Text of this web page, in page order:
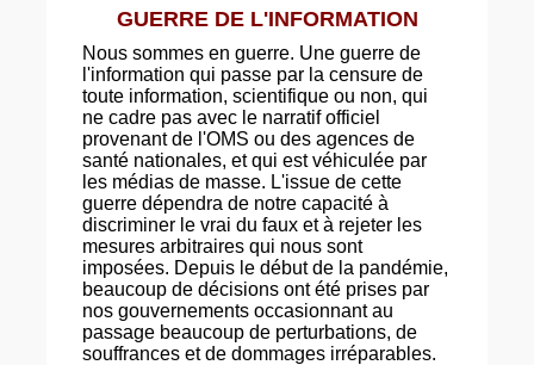
GUERRE DE L'INFORMATION
Nous sommes en guerre. Une guerre de
l'information qui passe par la censure de
toute information, scientifique ou non, qui
ne cadre pas avec le narratif officiel
provenant de l'OMS ou des agences de
santé nationales, et qui est véhiculée par
les médias de masse. L'issue de cette
guerre dépendra de notre capacité à
discriminer le vrai du faux et à rejeter les
mesures arbitraires qui nous sont
imposées. Depuis le début de la pandémie,
beaucoup de décisions ont été prises par
nos gouvernements occasionnant au
passage beaucoup de perturbations, de
souffrances et de dommages irréparables.